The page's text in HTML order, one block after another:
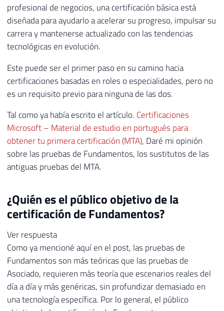
profesional de negocios, una certificación básica está
diseñada para ayudarlo a acelerar su progreso, impulsar su
carrera y mantenerse actualizado con las tendencias
tecnológicas en evolución.
Este puede ser el primer paso en su camino hacia
certificaciones basadas en roles o especialidades, pero no
es un requisito previo para ninguna de las dos.
Tal como ya había escrito el artículo. Certificaciones
Microsoft – Material de estudio en portugués para
obtener tu primera certificación (MTA), Daré mi opinión
sobre las pruebas de Fundamentos, los sustitutos de las
antiguas pruebas del MTA.
¿Quién es el público objetivo de la
certificación de Fundamentos?
Ver respuesta
Como ya mencioné aquí en el post, las pruebas de
Fundamentos son más teóricas que las pruebas de
Asociado, requieren más teoría que escenarios reales del
día a día y más genéricas, sin profundizar demasiado en
una tecnología específica. Por lo general, el público